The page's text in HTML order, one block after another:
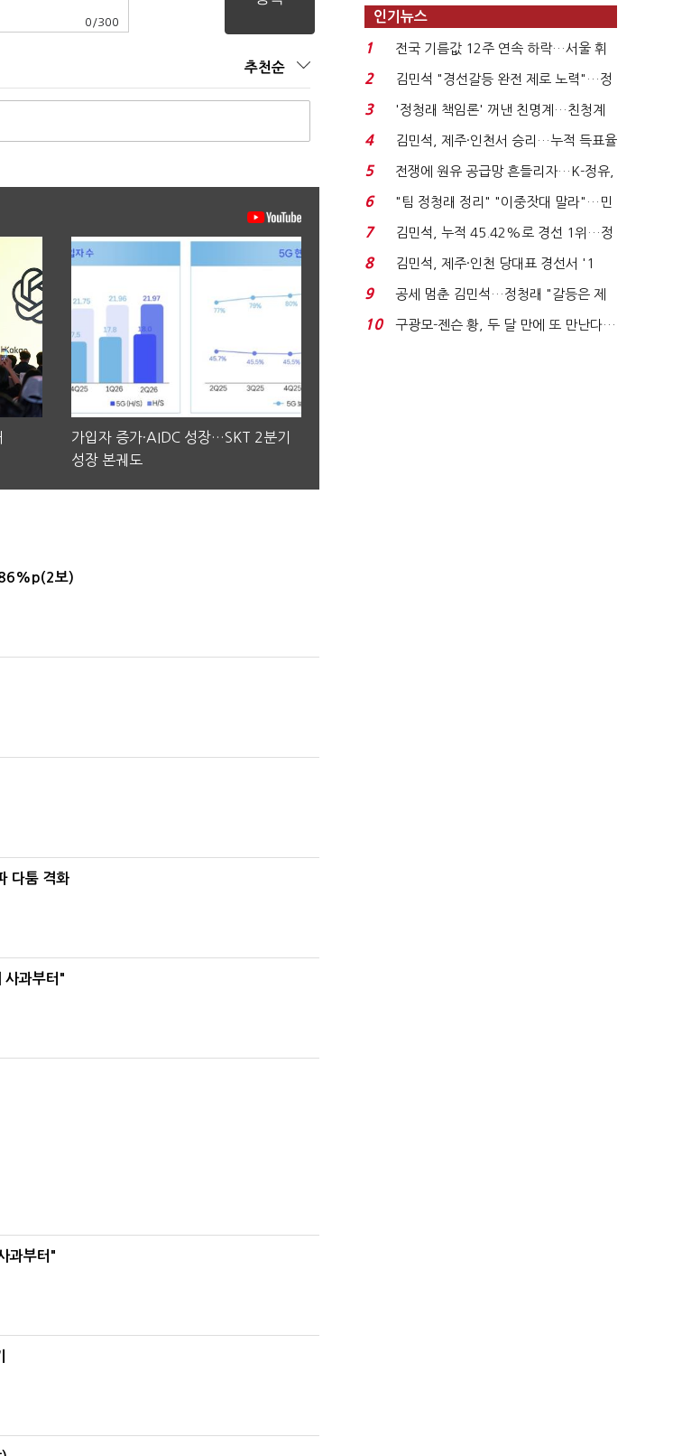
0 /300
추천순
가입자 증가·AIDC 성장…SKT 2분기
성장 본궤도
보)
다툼 격화
사과부터"
과부터"
인기뉴스
1
전국 기름값 12주 연속 하락…서울 휘
발윳값 1909원...
2
김민석 "경선갈등 완전 제로 노력"…정
청래 "반명 공세 사...
3
'정청래 책임론' 꺼낸 친명계…친청계
는 추가투표 때리기...
4
김민석, 제주·인천서 승리…누적 득표율
'1위 탈환'(종합)...
5
전쟁에 원유 공급망 흔들리자…K-정유,
에너지안보 핵심...
6
"팀 정청래 정리" "이중잣대 말라"…민
주 최고위원 계파 다...
7
김민석, 누적 45.42%로 경선 1위…정
청래와 격차 0.86%p(...
8
김민석, 제주·인천 당대표 경선서 '1
위'(1보)...
9
공세 멈춘 김민석…정청래 "갈등은 제
가 수습"
10
구광모-젠슨 황, 두 달 만에 또 만난다…